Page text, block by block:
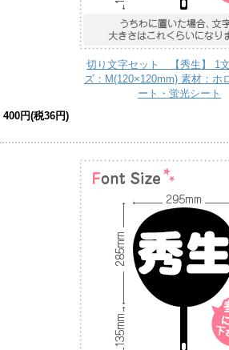
切り文字セット 【秀生】 1
ズ：M(120×120mm) 素材：ホ
ート・蛍光シート
400円(税36円)